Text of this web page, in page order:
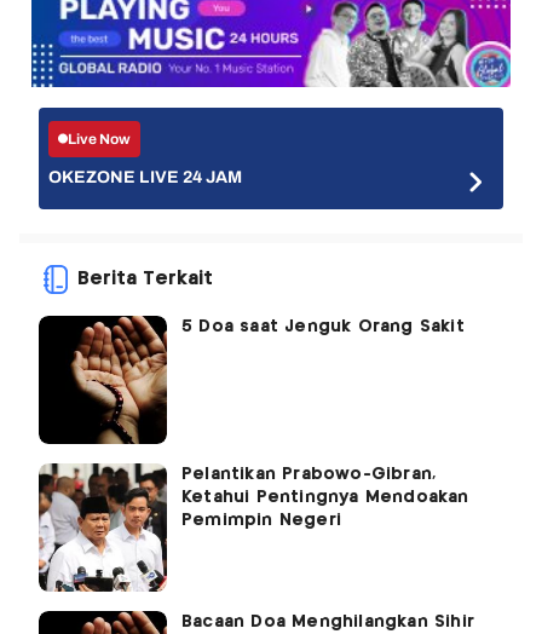
Live Now
OKEZONE LIVE 24 JAM
Berita Terkait
5 Doa saat Jenguk Orang Sakit
Pelantikan Prabowo-Gibran,
Ketahui Pentingnya Mendoakan
Pemimpin Negeri
Bacaan Doa Menghilangkan Sihir